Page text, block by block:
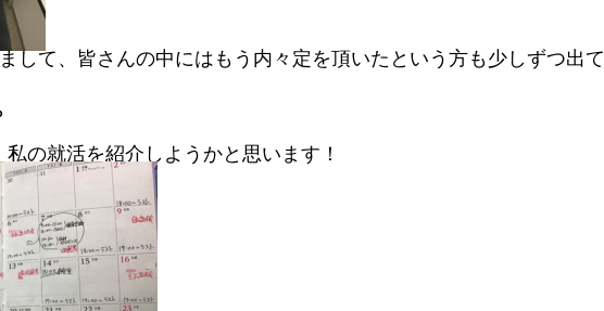
して、皆さんの中にはもう内々定を頂いたという方も少しずつ出て
の就活を紹介しようかと思います！